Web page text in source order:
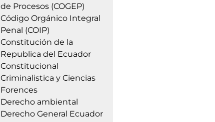
de Procesos (COGEP)
Código Orgánico Integral
Penal (COIP)
Constitución de la
Republica del Ecuador
Constitucional
Criminalistica y Ciencias
Forences
Derecho ambiental
Derecho General Ecuador